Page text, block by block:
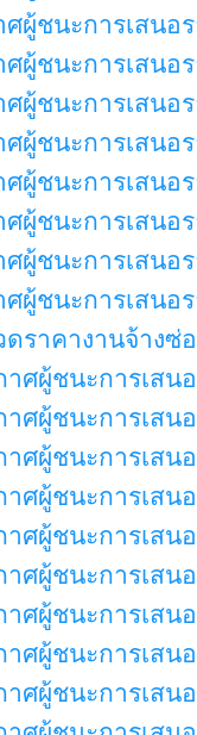
ศผู้ชนะการเสนอ
ศผู้ชนะการเสนอ
ศผู้ชนะการเสนอ
ศผู้ชนะการเสนอ
ศผู้ชนะการเสนอ
ศผู้ชนะการเสน
ศผู้ชนะการเสน
ศผู้ชนะการเสน
ดราคางานจ้าง
าศผู้ชนะการเสน
าศผู้ชนะการเสน
าศผู้ชนะการเสน
าศผู้ชนะการเสน
าศผู้ชนะการเสน
าศผู้ชนะการเสน
าศผู้ชนะการเสน
าศผู้ชนะการเสน
าศผู้ชนะการเสน